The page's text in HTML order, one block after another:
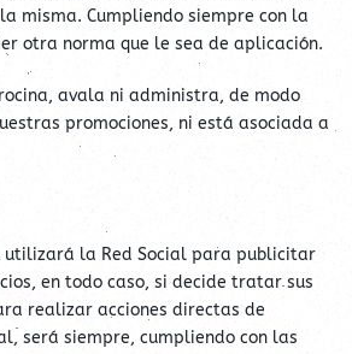
misma. Cumpliendo siempre con la
otra norma que le sea de aplicación.
avala ni administra, de modo
promociones, ni está asociada a
utilizará la Red Social para publicitar
en todo caso, si decide tratar sus
realizar acciones directas de
será siempre, cumpliendo con las